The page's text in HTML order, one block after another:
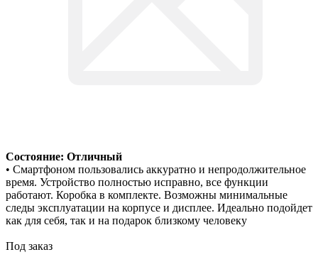
Состояние: Отличный
• Смартфоном пользовались аккуратно и непродолжительное
время. Устройство полностью исправно, все функции
работают. Коробка в комплекте. Возможны минимальные
следы эксплуатации на корпусе и дисплее. Идеально подойдет
как для себя, так и на подарок близкому человеку
Под заказ